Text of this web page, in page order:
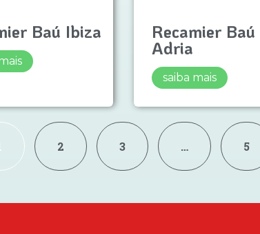
Baú Ibiza Recamier Baú
Adria
saiba mais
2 3 … 5